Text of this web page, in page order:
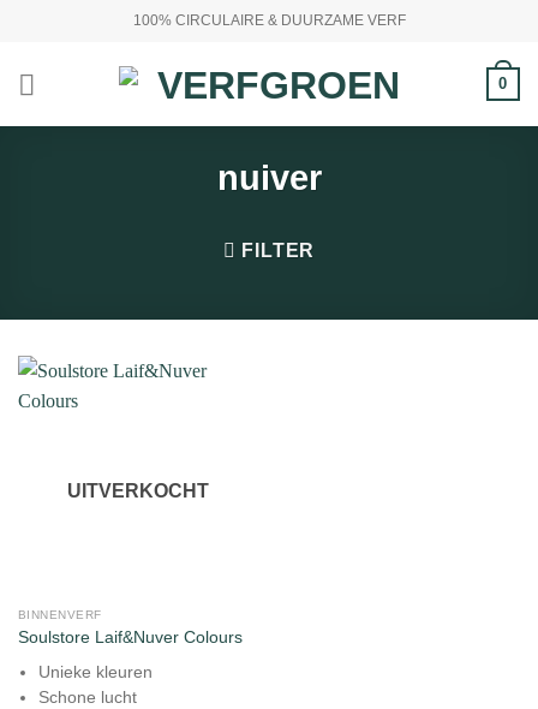
inhoud
100% CIRCULAIRE & DUURZAME VERF
0
nuiver
FILTER
UITVERKOCHT
BINNENVERF
Soulstore Laif&Nuver Colours
Unieke kleuren
Schone lucht